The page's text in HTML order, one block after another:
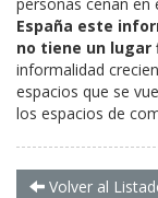
España este
no tiene un lugar
informalidad
espacios que se
los espacios de
Volver al